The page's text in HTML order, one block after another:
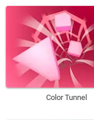
Color Tunnel